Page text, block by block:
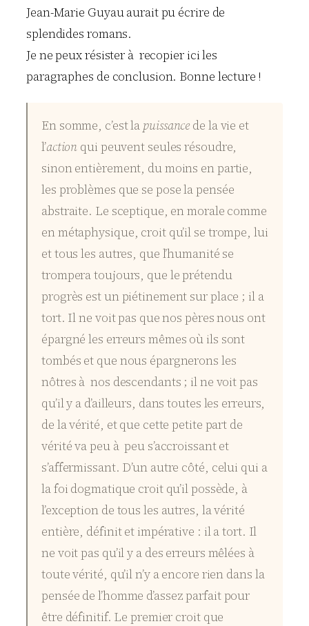
Jean-Marie Guyau aurait pu écrire de
splendides romans.
Je ne peux résister à recopier ici les
paragraphes de conclusion. Bonne lecture !
En somme, c’est la puissance de la vie et
l’action qui peuvent seules résoudre,
sinon entièrement, du moins en partie,
les problèmes que se pose la pensée
abstraite. Le sceptique, en morale comme
en métaphysique, croit qu’il se trompe, lui
et tous les autres, que l’humanité se
trompera toujours, que le prétendu
progrès est un piétinement sur place ; il a
tort. Il ne voit pas que nos pères nous ont
épargné les erreurs mêmes où ils sont
tombés et que nous épargnerons les
nôtres à nos descendants ; il ne voit pas
qu’il y a d’ailleurs, dans toutes les erreurs,
de la vérité, et que cette petite part de
vérité va peu à peu s’accroissant et
s’affermissant. D’un autre côté, celui qui a
la foi dogmatique croit qu’il possède, à
l’exception de tous les autres, la vérité
entière, définit et impérative : il a tort. Il
ne voit pas qu’il y a des erreurs mêlées à
toute vérité, qu’il n’y a encore rien dans la
pensée de l’homme d’assez parfait pour
être définitif. Le premier croit que